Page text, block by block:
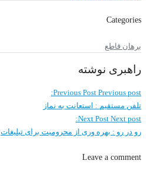
Categories
برهان قاطع
راهبری نوشته
Previous Post Previous post:
تلفن مستقیم : استعانت به نماز
Next Post Next post:
رو در رو : بهره وری از محرومیت برای تبلیغات
Leave a comment